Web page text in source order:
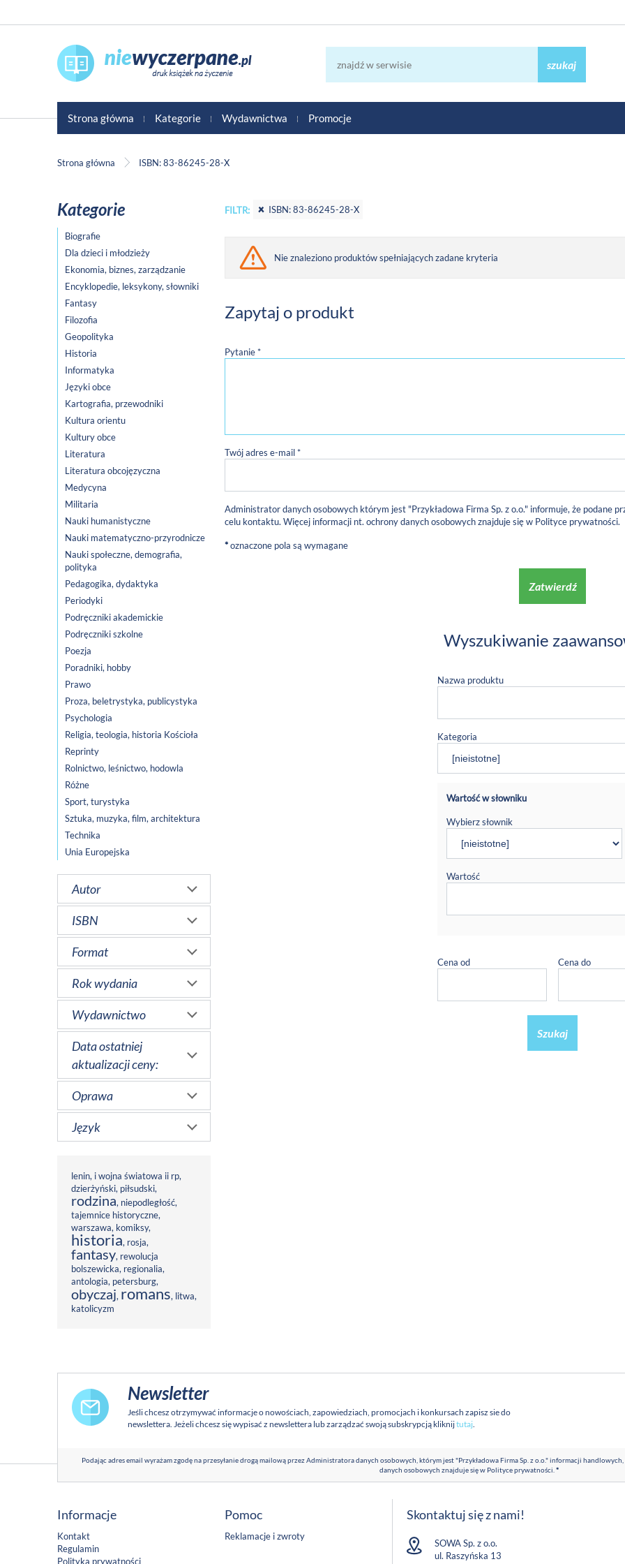
szukaj
Strona główna Kategorie Wydawnictwa Promocje
Strona główna ISBN: 83-86245-28-X
Kategorie
Biografie
Dla dzieci i młodzieży
Ekonomia, biznes, zarządzanie
Encyklopedie, leksykony, słowniki
Fantasy
Filozofia
Geopolityka
Historia
Informatyka
Języki obce
Kartografia, przewodniki
Kultura orientu
Kultury obce
Literatura
Literatura obcojęzyczna
Medycyna
Militaria
Nauki humanistyczne
Nauki matematyczno-przyrodnicze
Nauki społeczne, demografia,
polityka
Pedagogika, dydaktyka
Periodyki
Podręczniki akademickie
Podręczniki szkolne
Poezja
Poradniki, hobby
Prawo
Proza, beletrystyka, publicystyka
Psychologia
Religia, teologia, historia Kościoła
Reprinty
Rolnictwo, leśnictwo, hodowla
Różne
Sport, turystyka
Sztuka, muzyka, film, architektura
Technika
Unia Europejska
Autor
ISBN
Format
Rok wydania
Wydawnictwo
Data ostatniej
aktualizacji ceny:
Oprawa
Język
lenin, i wojna światowa ii rp,
dzierżyński, piłsudski,
rodzina, niepodległość,
tajemnice historyczne,
warszawa, komiksy,
historia, rosja,
fantasy, rewolucja
bolszewicka, regionalia,
antologia, petersburg,
obyczaj, romans, litwa,
katolicyzm
FILTR: ISBN: 83-86245-28-X
Nie znaleziono produktów spełniających zadane kryteria
Zapytaj o produkt
Pytanie *
Twój adres e-mail *
Administrator danych osobowych którym jest "Przykładowa Firma Sp. z o.o." informuje, że podane
celu kontaktu. Więcej informacji nt. ochrony danych osobowych znajduje się w Polityce prywatności.
*oznaczone pola są wymagane
Zatwierdź
Wyszukiwanie
Nazwa produktu
Kategoria
Wartość w słowniku
Wybierz słownik
Wartość
Cena od Cena do
Szukaj
Newsletter
Jeśli chcesz otrzymywać informacje o nowościach, zapowiedziach, promocjach i konkursach zapisz sie do
newslettera. Jeżeli chcesz się wypisać z newslettera lub zarządzać swoją subskrypcją kliknijtutaj.
Podając adres email wyrażam zgodę na przesyłanie drogą mailową przez Administratora danych osobowych, którym jest "Przykładowa Firma Sp. z o.o." informacji
danych osobowych znajduje się w Polityce prywatności.*
Informacje
Kontakt
Regulamin
Polityka prywatności
Pomoc
Reklamacje i zwroty
Skontaktuj się z nami!
SOWA Sp. z o.o.
ul. Raszyńska 13